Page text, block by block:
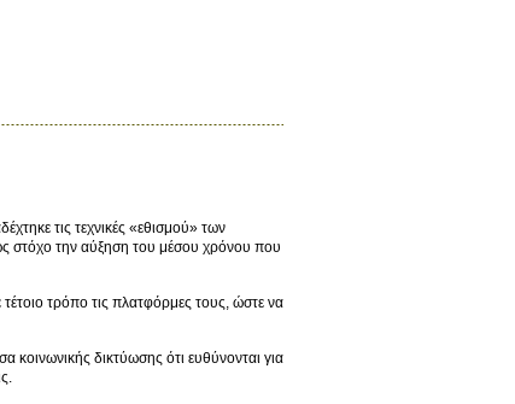
τις τεχνικές «εθισμού» των
στόχο την αύξηση του μέσου χρόνου που
τέτοιο τρόπο τις πλατφόρμες τους, ώστε να
δικτύωσης ότι ευθύνονται για